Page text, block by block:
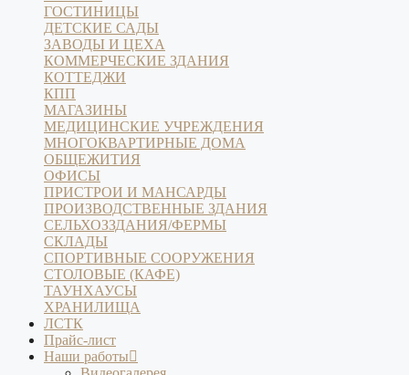
ГОСТИНИЦЫ
ДЕТСКИЕ САДЫ
ЗАВОДЫ И ЦЕХА
КОММЕРЧЕСКИЕ ЗДАНИЯ
КОТТЕДЖИ
КПП
МАГАЗИНЫ
МЕДИЦИНСКИЕ УЧРЕЖДЕНИЯ
МНОГОКВАРТИРНЫЕ ДОМА
ОБЩЕЖИТИЯ
ОФИСЫ
ПРИСТРОИ И МАНСАРДЫ
ПРОИЗВОДСТВЕННЫЕ ЗДАНИЯ
СЕЛЬХОЗЗДАНИЯ/ФЕРМЫ
СКЛАДЫ
СПОРТИВНЫЕ СООРУЖЕНИЯ
СТОЛОВЫЕ (КАФЕ)
ТАУНХАУСЫ
ХРАНИЛИЩА
ЛСТК
Прайс-лист
Наши работы